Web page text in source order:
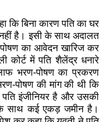
कर कहा कि युवती ने पति
के साथ तलाक के लिए भी
को) बार-बार अदालत में
रही है। उस पर वृद्ध माता-
कोर्ट को यह भी बताया कि
की शिकायत की थी। उसमें
रखना चाहता है, जबकि वह